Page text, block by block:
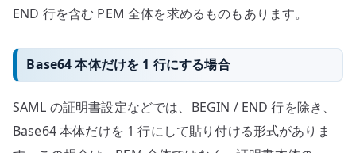
END 行を含む PEM 全体を求めるものもあります。
Base64 本体だけを 1 行にする場合
SAML の証明書設定などでは、BEGIN / END 行を除き、
Base64 本体だけを 1 行にして貼り付ける形式がありま